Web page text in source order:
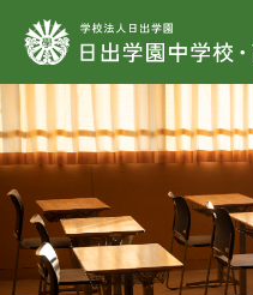
動画を見る
本校について
教育内容